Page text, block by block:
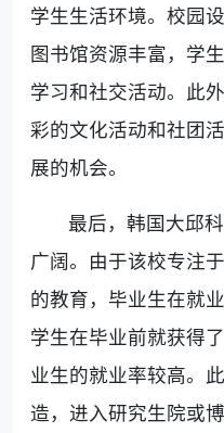
学生生活环境。校园
图书馆资源丰富，学
学习和社交活动。此
彩的文化活动和社团
展的机会。
最后，韩国大邱
广阔。由于该校专注
的教育，毕业生在就
学生在毕业前就获得
业生的就业率较高。
造，进入研究生院或博